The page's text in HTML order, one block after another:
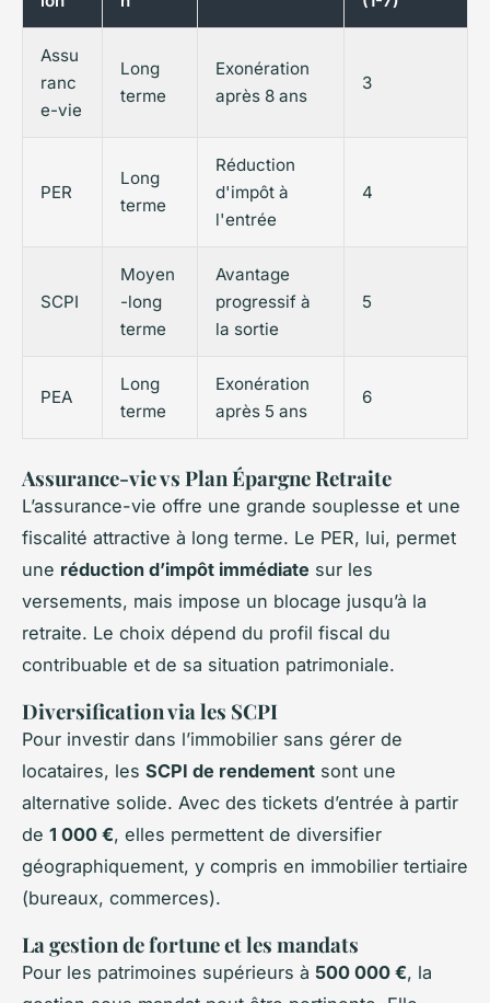
Assu
ranc
e-vie
Long
terme
Exonération
après 8 ans
3
PER
Long
terme
Réduction
d'impôt à
l'entrée
4
SCPI
Moyen
-long
terme
Avantage
progressif à
la sortie
5
PEA
Long
terme
Exonération
après 5 ans
6
Assurance-vie vs Plan Épargne Retraite
L’assurance-vie offre une grande souplesse et une
fiscalité attractive à long terme. Le PER, lui, permet
une réduction d’impôt immédiate sur les
versements, mais impose un blocage jusqu’à la
retraite. Le choix dépend du profil fiscal du
contribuable et de sa situation patrimoniale.
Diversification via les SCPI
Pour investir dans l’immobilier sans gérer de
locataires, les SCPI de rendement sont une
alternative solide. Avec des tickets d’entrée à partir
de 1 000 €, elles permettent de diversifier
géographiquement, y compris en immobilier tertiaire
(bureaux, commerces).
La gestion de fortune et les mandats
Pour les patrimoines supérieurs à 500 000 €, la